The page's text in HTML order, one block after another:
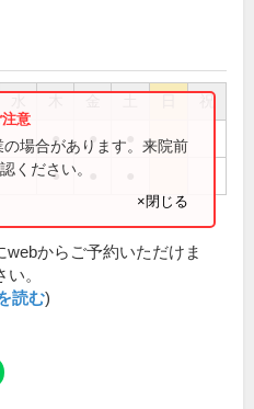
祝
● ●
●
場合があります。来院前
ください。
×閉じる
webからご予約いただけま
。
読む)